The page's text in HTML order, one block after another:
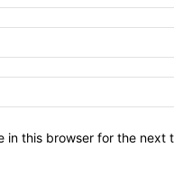
in this browser for the next